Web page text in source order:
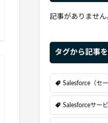
記事がありません
タグから記事
Salesforce（セ
Salesforceサー